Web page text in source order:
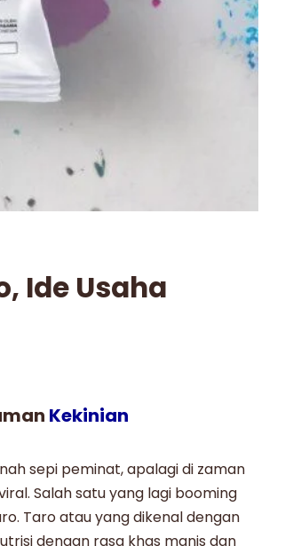
Ide Usaha
Kekinian
sepi peminat, apalagi di zaman
Salah satu yang lagi booming
. Taroatau yang dikenal dengan
dengan rasa khas manis dan